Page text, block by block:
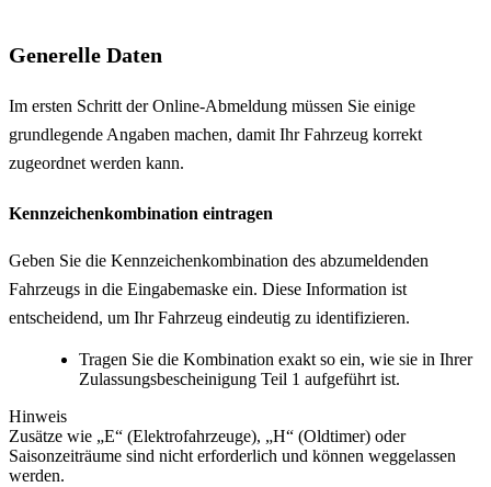
Generelle Daten
Im ersten Schritt der Online-Abmeldung müssen Sie einige
grundlegende Angaben machen, damit Ihr Fahrzeug korrekt
zugeordnet werden kann.
Kennzeichenkombination eintragen
Geben Sie die Kennzeichenkombination des abzumeldenden
Fahrzeugs in die Eingabemaske ein. Diese Information ist
entscheidend, um Ihr Fahrzeug eindeutig zu identifizieren.
Tragen Sie die Kombination exakt so ein, wie sie in Ihrer
Zulassungsbescheinigung Teil 1 aufgeführt ist.
Hinweis
Zusätze wie „E“ (Elektrofahrzeuge), „H“ (Oldtimer) oder
Saisonzeiträume sind nicht erforderlich und können weggelassen
werden.